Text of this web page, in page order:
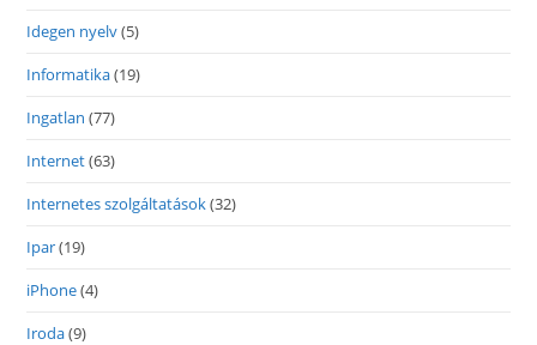
Idegen nyelv(5)
Informatika(19)
Ingatlan (77)
Internet(63)
Internetes szolgáltatások(32)
Ipar(19)
iPhone(4)
Iroda(9)